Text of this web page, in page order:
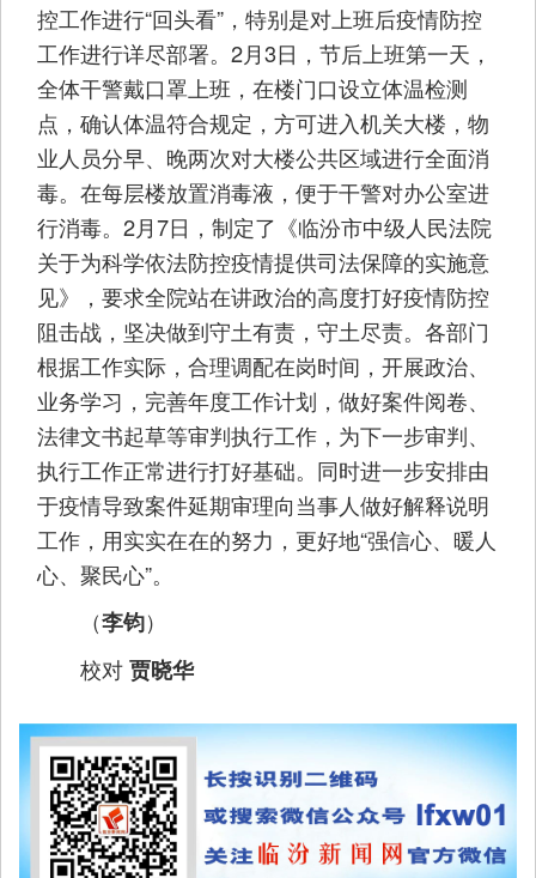
控工作进行“回头看”，特别是对上班后疫情防控
工作进行详尽部署。2月3日，节后上班第一天，
全体干警戴口罩上班，在楼门口设立体温检测
点，确认体温符合规定，方可进入机关大楼，物
业人员分早、晚两次对大楼公共区域进行全面消
毒。在每层楼放置消毒液，便于干警对办公室进
行消毒。2月7日，制定了《临汾市中级人民法院
关于为科学依法防控疫情提供司法保障的实施意
见》，要求全院站在讲政治的高度打好疫情防控
阻击战，坚决做到守土有责，守土尽责。各部门
根据工作实际，合理调配在岗时间，开展政治、
业务学习，完善年度工作计划，做好案件阅卷、
法律文书起草等审判执行工作，为下一步审判、
执行工作正常进行打好基础。同时进一步安排由
于疫情导致案件延期审理向当事人做好解释说明
工作，用实实在在的努力，更好地“强信心、暖人
心、聚民心”。
（李钧）
校对贾晓华